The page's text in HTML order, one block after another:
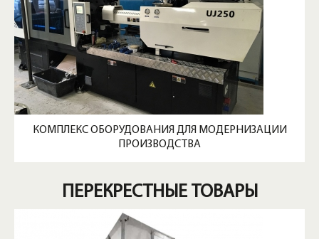
КОМПЛЕКС ОБОРУДОВАНИЯ ДЛЯ МОДЕРНИЗАЦИИ
ПРОИЗВОДСТВА
ПЕРЕКРЕСТНЫЕ ТОВАРЫ